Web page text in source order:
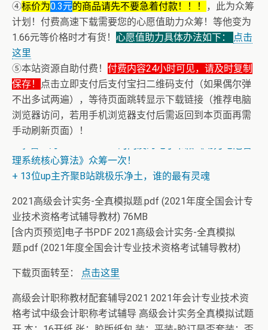
④标价为0.3元的商品请先不要急着付款！！！
，此为众筹
计划！付费高速下载需要您的心愿值助力众筹！等他变为
1.66元等价格时才有货！ 心愿值助力具体办法如下：
点击
这里
⑤本站资源自助付费！ 付费内容24小时可见，请及时复制
保存！
点击立即支付后支付宝扫二维码支付（如果偶尔弹
不出多试两遍），等待页面跳转显示下载链接（推荐电脑
浏览器访问，若用手机浏览器支付后需返回到本页面再需
手动刷新页面）！
+ 美女电影高清预览
理系统核心算法》众筹一次！
+ 13位up主齐聚B站跳极乐净土，谁的最有灵魂
2021高级会计实务-全真模拟题.pdf (2021年度全国会计专
业技术资格考试辅导教材) 76MB
[含内页预览]电子书PDF 2021高级会计实务-全真模拟
题.pdf (2021年度全国会计专业技术资格考试辅导教材)
下载页面转至： 点击这里
高级会计职称教材配套辅导2021 2021年会计专业技术资
格考试中级会计职称考试辅导 高级会计实务全真模拟试题